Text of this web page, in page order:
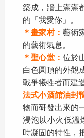
築成，牆上滿滿
的「我愛你」。
＊畫家村： 藝術
的藝術氣息。
＊聖心堂： 位於
白色圓頂的外觀
戰爭犧牲者而建造
法式小酒館油封
物而研發出來的
浸泡以小火低溫
時凝固的特性，